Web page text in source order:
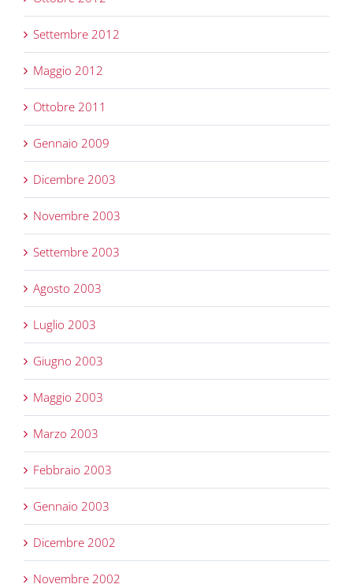
Settembre 2012
Maggio 2012
Ottobre 2011
Gennaio 2009
Dicembre 2003
Novembre 2003
Settembre 2003
Agosto 2003
Luglio 2003
Giugno 2003
Maggio 2003
Marzo 2003
Febbraio 2003
Gennaio 2003
Dicembre 2002
Novembre 2002